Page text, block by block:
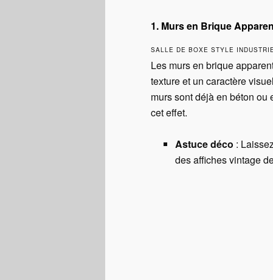
1. Murs en Brique
SALLE DE BOXE STYLE
Les murs en brique
texture et un caractère
murs sont déjà en béton
cet effet.
Astuce déco :
des affiches vintage